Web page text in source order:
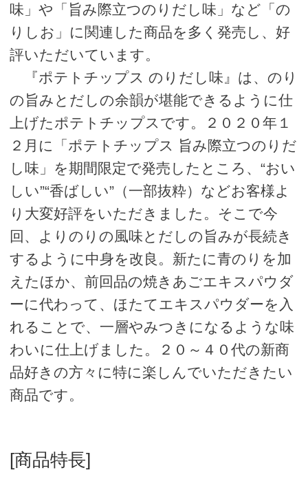
味」や「旨み際立つのりだし味」など「の
りしお」に関連した商品を多く発売し、好
評いただいています。
『ポテトチップス のりだし味』は、のり
の旨みとだしの余韻が堪能できるように仕
上げたポテトチップスです。２０２０年１
２月に「ポテトチップス 旨み際立つのりだ
し味」を期間限定で発売したところ、“おい
しい”“香ばしい”（一部抜粋）などお客様よ
り大変好評をいただきました。そこで今
回、よりのりの風味とだしの旨みが長続き
するように中身を改良。新たに青のりを加
えたほか、前回品の焼きあごエキスパウダ
ーに代わって、ほたてエキスパウダーを入
れることで、一層やみつきになるような味
わいに仕上げました。２０～４０代の新商
品好きの方々に特に楽しんでいただきたい
商品です。
[商品特長]